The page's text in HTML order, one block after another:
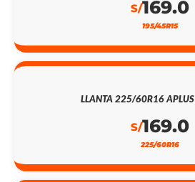
S/169.0
195/45R15
LLANTA 225/60R16
S/169.0
225/60R16